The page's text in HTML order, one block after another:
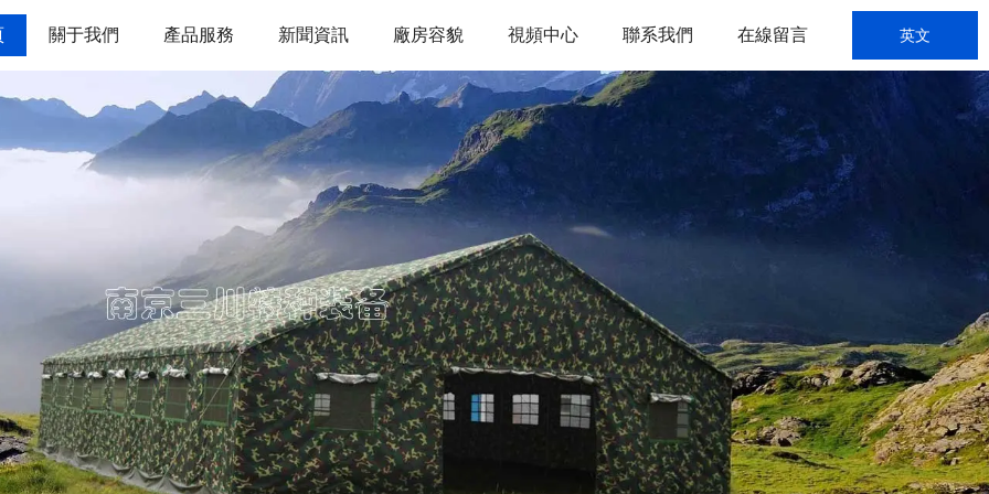
關于我們 產品服務 新聞資訊 廠房容貌 視頻中心 聯系我們 在線留言 英文